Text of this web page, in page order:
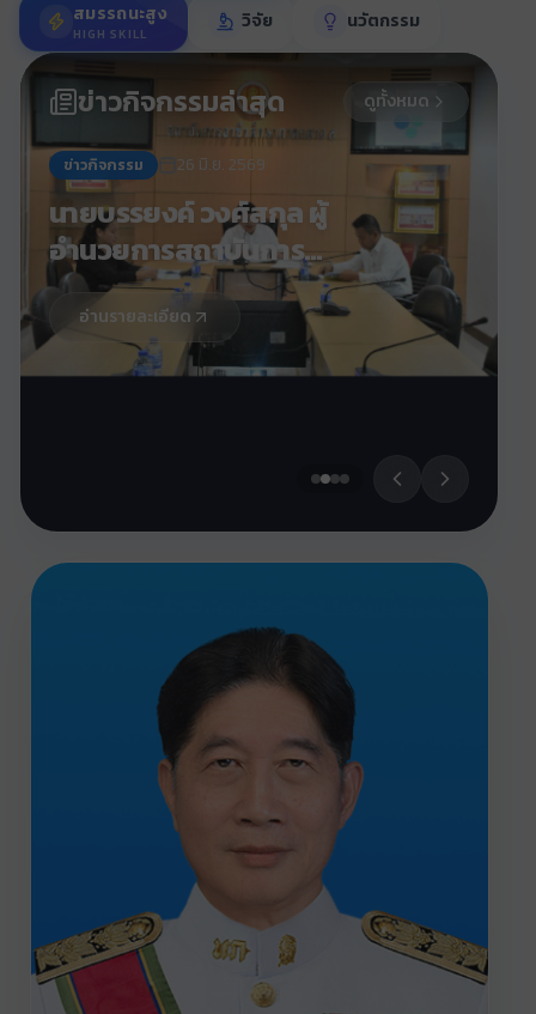
สมรรถนะสูง
HIGH SKILL
วิจัย นวัตกรรม
ข่าวกิจกรรมล่าสุด ดูทั้งหมด
ข่าวกิจกรรม 26 มิ.ย. 2569
นายบรรยงค์ วงศ์สกุล ผู้
อำนวยการสถาบันการ
อาชีวศึกษาภาคกลาง 5 มอบ
หมายให้นายสาวิทย์ ญาณภิ
รัต รองผู้อำนวยการสถาบัน
โครงการพัฒนาศักยภาพเพื่อ
ยกระดับมาตรฐานครูฝึกใน
สถานประกอบการเพื่อพัฒนา
คุณภาพการจัดการศึกษาสู่
มาตรฐานวิชาชีพ วันที่ 26
มิถุนายน 2569 เวลา 10.00
น. ผ่านสื่ออิเล็กทรอนิกส์ โดย
มีผู้เกี่ยวข้องจากวิทยาลัยใน
ส่วนราชการสถาบันการ
อาชีวศึกษาภาคกลาง 5 เข้า
ร่วมประชุม
อ่านรายละเอียด